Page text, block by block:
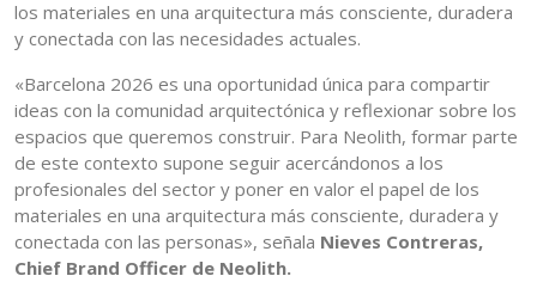
los materiales en una arquitectura más consciente, duradera
y conectada con las necesidades actuales.
«Barcelona 2026 es una oportunidad única para compartir
ideas con la comunidad arquitectónica y reflexionar sobre los
espacios que queremos construir. Para Neolith, formar parte
de este contexto supone seguir acercándonos a los
profesionales del sector y poner en valor el papel de los
materiales en una arquitectura más consciente, duradera y
conectada con las personas», señala Nieves Contreras,
Chief Brand Officer de Neolith.